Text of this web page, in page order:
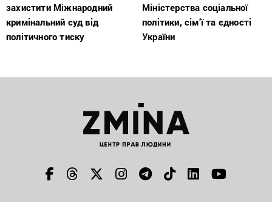
захистити Міжнародний
кримінальний суд від
політичного тиску
Міністерства соціальної
політики, сім’ї та єдності
України